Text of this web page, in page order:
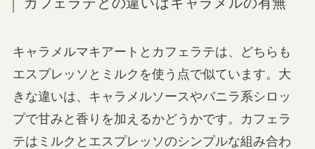
キャラメルマキアートとカフェラテは、どちらも
エスプレッソとミルクを使う点で似ています。大
きな違いは、キャラメルソースやバニラ系シロッ
プで甘みと香りを加えるかどうかです。カフェラ
テはミルクとエスプレッソのシンプルな組み合わ